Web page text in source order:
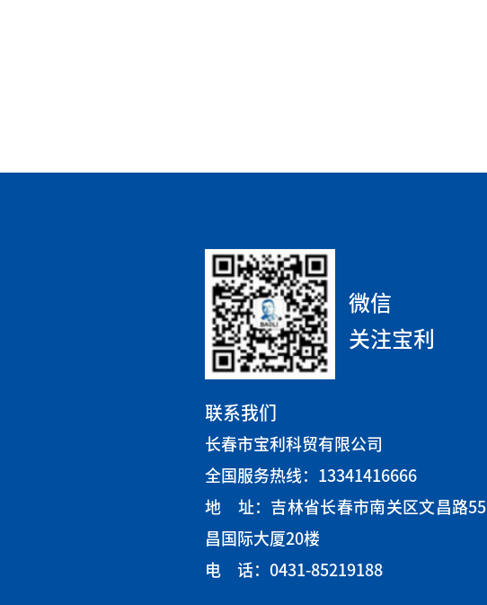
微信
关注宝利
联系我们
长春市宝利科贸有限公司
全国服务热线：13341416666
地 址：吉林省长春市南关区文昌路
昌国际大厦20楼
电 话：0431-85219188